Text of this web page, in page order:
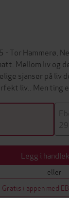
- Tor Hammerø,
Mellom liv og
sjanser på liv
liv.. Men ting
Legg i
eller
Gratis i appen med